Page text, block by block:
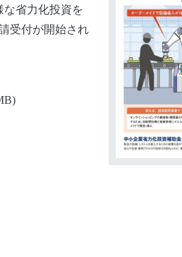
な省力化投資を
受付が開始され